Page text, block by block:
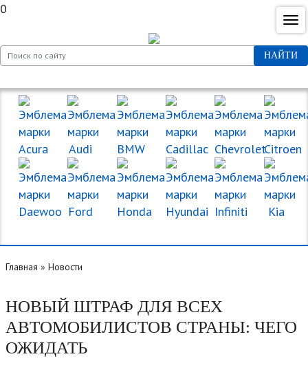
0
НАЙТИ
Главная » Новости
НОВЫЙ ШТРАФ ДЛЯ ВСЕХ
АВТОМОБИЛИСТОВ СТРАНЫ: ЧЕГО
ОЖИДАТЬ